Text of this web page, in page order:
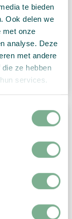
te bieden
Ook delen we
met onze
analyse. Deze
met andere
ze hebben
services.